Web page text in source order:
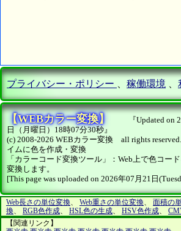
プライバシー・ポリシー 稼働環境
【WEBカラー変換】
『Updated on
日（月曜日）18時07分30秒』
(c) 2008-2026 WEBカラー変換 all rights
イムに色を作成・変換
「カラーコード変換ツール」：Web上で色コー
変換します。
[This page was uploaded on 2026年07月21日
Web長さの単位変換、 Web重さの単位変換、 面積の
換、 RGB色作成、 HSL色の生成、 HSV色作成、
【関連リンク】